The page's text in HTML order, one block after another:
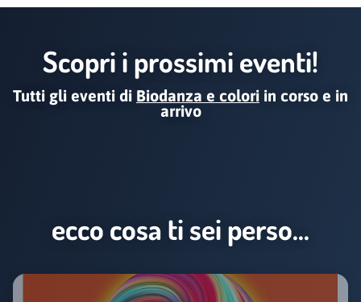
Scopri i prossimi eventi!
Tutti gli eventi di Biodanza e colori in corso e in
arrivo
ecco cosa ti sei perso...